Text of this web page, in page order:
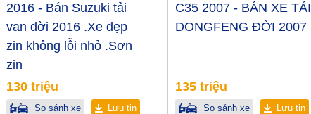
2016 - Bán Suzuki tải
van đời 2016 .Xe đẹp
zin không lỗi nhỏ .Sơn
zin
130 triệu
So sánh xe Lưu tin
C35 2007 - BÁN XE TẢI
DONGFENG ĐỜI 2007
135 triệu
So sánh xe Lưu tin